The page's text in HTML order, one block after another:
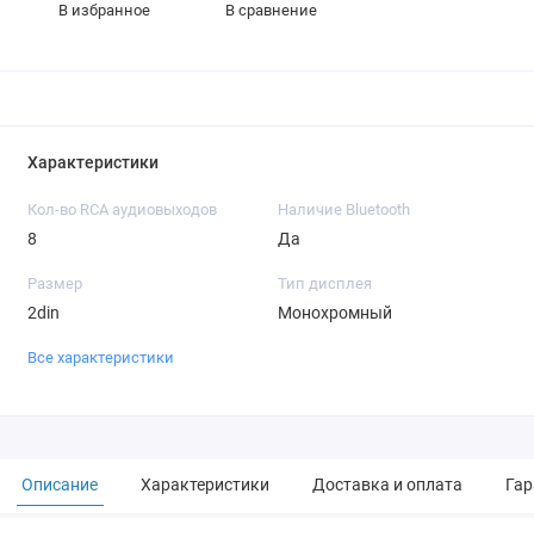
В избранное В сравнение
Характеристики
Кол-во RCA аудиовыходов
8
Наличие Bluetooth
Да
Размер
2din
Тип дисплея
Монохромный
Все характеристики
Описание Характеристики Доставка и оплата